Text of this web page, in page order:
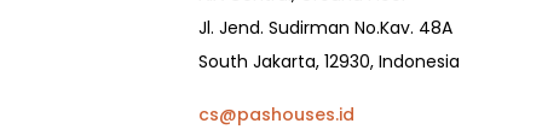
Jl. Jend. Sudirman No.Kav. 48A
South Jakarta, 12930, Indonesia
cs@pashouses.id